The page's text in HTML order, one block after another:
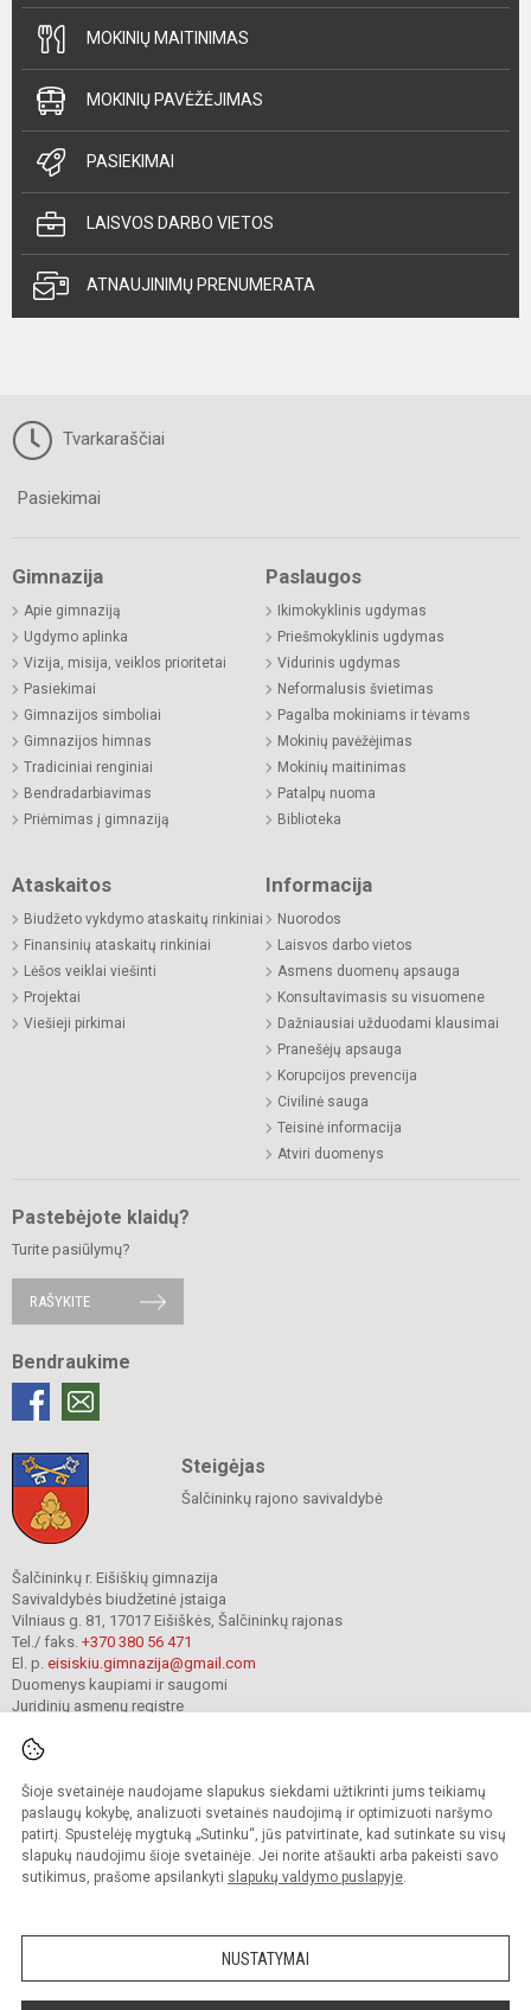
Šioje svetainėje naudojame slapukus siekdami užtikrinti jums teikiamų
paslaugų kokybę, analizuoti svetainės naudojimą ir optimizuoti naršymo
patirtį. Spustelėję mygtuką „Sutinku“, jūs patvirtinate, kad sutinkate su visų
slapukų naudojimu šioje svetainėje. Jei norite atšaukti arba pakeisti savo
sutikimus, prašome apsilankyti slapukų valdymo puslapyje.
NUSTATYMAI
MOKINIŲ MAITINIMAS
MOKINIŲ PAVĖŽĖJIMAS
PASIEKIMAI
LAISVOS DARBO VIETOS
ATNAUJINIMŲ PRENUMERATA
Tvarkaraščiai
Pasiekimai
Gimnazija
Apie gimnaziją
Ugdymo aplinka
Vizija, misija, veiklos prioritetai
Pasiekimai
Gimnazijos simboliai
Gimnazijos himnas
Tradiciniai renginiai
Bendradarbiavimas
Priėmimas į gimnaziją
Paslaugos
Ikimokyklinis ugdymas
Priešmokyklinis ugdymas
Vidurinis ugdymas
Neformalusis švietimas
Pagalba mokiniams ir tėvams
Mokinių pavėžėjimas
Mokinių maitinimas
Patalpų nuoma
Biblioteka
Ataskaitos
Biudžeto vykdymo ataskaitų rinkiniai
Finansinių ataskaitų rinkiniai
Lėšos veiklai viešinti
Projektai
Viešieji pirkimai
Informacija
Nuorodos
Laisvos darbo vietos
Asmens duomenų apsauga
Konsultavimasis su visuomene
Dažniausiai užduodami klausimai
Pranešėjų apsauga
Korupcijos prevencija
Civilinė sauga
Teisinė informacija
Atviri duomenys
Pastebėjote klaidų?
Turite pasiūlymų?
RAŠYKITE
Bendraukime
Steigėjas
Šalčininkų rajono savivaldybė
Šalčininkų r. Eišiškių gimnazija
Savivaldybės biudžetinė įstaiga
Vilniaus g. 81, 17017 Eišiškės, Šalčininkų rajonas
Tel./ faks. +370 380 56 471
El. p. eisiskiu.gimnazija@gmail.com
Duomenys kaupiami ir saugomi
Juridinių asmenų registre
© 2024. Šalčininkų r. Eišiškių gimnazija. Visos teisės saugomos.
Kopijuoti turinį be raštiško įstaigos administracijos sutikimo griežtai draudžiama.
Prieinamumo paraiška Slapukų valdymas